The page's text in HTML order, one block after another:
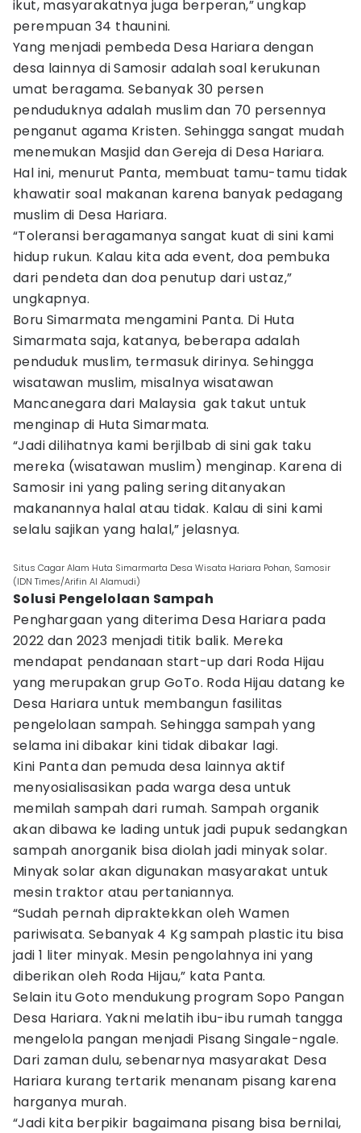
ikut, masyarakatnya juga berperan,” ungkap
perempuan 34 thaunini.
Yang menjadi pembeda Desa Hariara dengan
desa lainnya di Samosir adalah soal kerukunan
umat beragama. Sebanyak 30 persen
penduduknya adalah muslim dan 70 persennya
penganut agama Kristen. Sehingga sangat mudah
menemukan Masjid dan Gereja di Desa Hariara.
Hal ini, menurut Panta, membuat tamu-tamu tidak
khawatir soal makanan karena banyak pedagang
muslim di Desa Hariara.
“Toleransi beragamanya sangat kuat di sini kami
hidup rukun. Kalau kita ada event, doa pembuka
dari pendeta dan doa penutup dari ustaz,”
ungkapnya.
Boru Simarmata mengamini Panta. Di Huta
Simarmata saja, katanya, beberapa adalah
penduduk muslim, termasuk dirinya. Sehingga
wisatawan muslim, misalnya wisatawan
Mancanegara dari Malaysia gak takut untuk
menginap di Huta Simarmata.
“Jadi dilihatnya kami berjilbab di sini gak taku
mereka (wisatawan muslim) menginap. Karena di
Samosir ini yang paling sering ditanyakan
makanannya halal atau tidak. Kalau di sini kami
selalu sajikan yang halal,” jelasnya.
Situs Cagar Alam Huta Simarmarta Desa Wisata Hariara Pohan, Samosir
(IDN Times/Arifin Al Alamudi)
Solusi Pengelolaan Sampah
Penghargaan yang diterima Desa Hariara pada
2022 dan 2023 menjadi titik balik. Mereka
mendapat pendanaan start-up dari Roda Hijau
yang merupakan grup GoTo. Roda Hijau datang ke
Desa Hariara untuk membangun fasilitas
pengelolaan sampah. Sehingga sampah yang
selama ini dibakar kini tidak dibakar lagi.
Kini Panta dan pemuda desa lainnya aktif
menyosialisasikan pada warga desa untuk
memilah sampah dari rumah. Sampah organik
akan dibawa ke lading untuk jadi pupuk sedangkan
sampah anorganik bisa diolah jadi minyak solar.
Minyak solar akan digunakan masyarakat untuk
mesin traktor atau pertaniannya.
“Sudah pernah dipraktekkan oleh Wamen
pariwisata. Sebanyak 4 Kg sampah plastic itu bisa
jadi 1 liter minyak. Mesin pengolahnya ini yang
diberikan oleh Roda Hijau,” kata Panta.
Selain itu Goto mendukung program Sopo Pangan
Desa Hariara. Yakni melatih ibu-ibu rumah tangga
mengelola pangan menjadi Pisang Singale-ngale.
Dari zaman dulu, sebenarnya masyarakat Desa
Hariara kurang tertarik menanam pisang karena
harganya murah.
“Jadi kita berpikir bagaimana pisang bisa bernilai,